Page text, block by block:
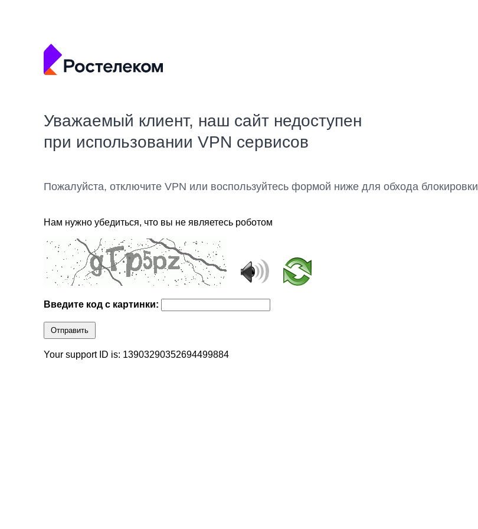
Уважаемый клиент, наш сайт недоступен
при использовании VPN сервисов
Пожалуйста, отключите VPN или воспользуйтесь формой ниже для обхода блокировки
Нам нужно убедиться, что вы не являетесь роботом
Введите код с картинки:
Отправить
Your support ID is: 13903290352694499884